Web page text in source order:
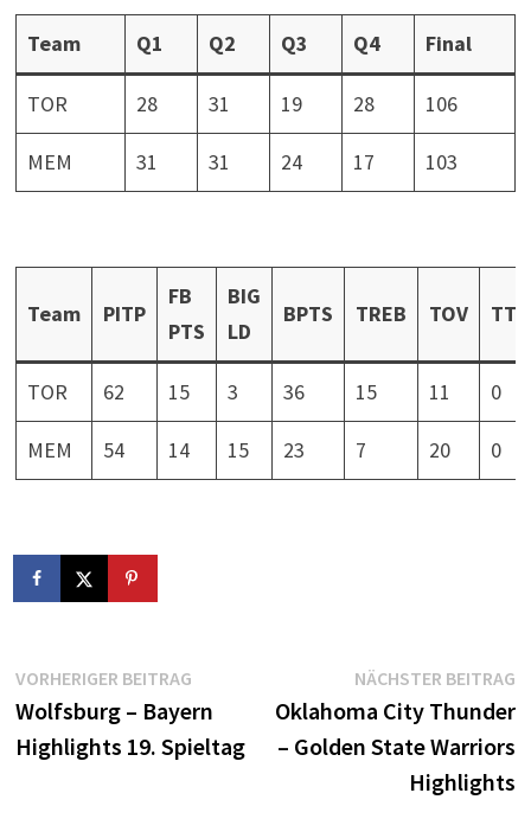
Team Q1 Q2 Q3 Q4 Final
TOR 28 31 19 28 106
MEM 31 31 24 17 103
Team PITP
FB
PTS
BIG
LD
BPTS TREB TOV
TOR 62 15 3 36 15 11 0
MEM 54 14 15 23 7 20 0
Beitragsnavigation
VORHERIGER BEITRAGVorheriger
Beitrag:
Wolfsburg – Bayern
Highlights 19. Spieltag
NÄCHSTER BEITRAG
Oklahoma City Thunder
– Golden State Warriors
Highlights